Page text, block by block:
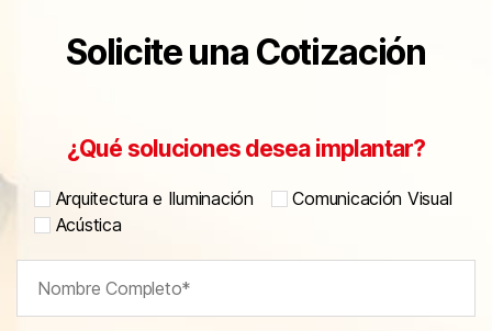
Solicite una Cotización
¿Qué soluciones desea implantar?
Arquitectura e Iluminación
Comunicación Visual
Acústica